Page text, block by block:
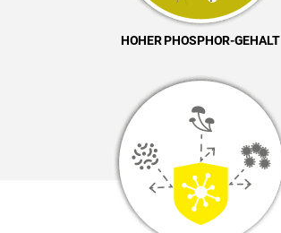
HOHER PHOSPHOR-GEHALT